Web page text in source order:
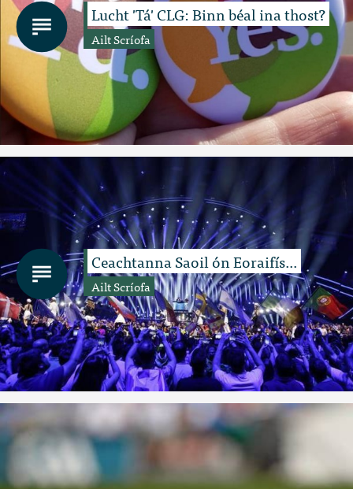
Lucht 'Tá' CLG: Binn béal ina thost?
Ailt Scríofa
Ceachtanna Saoil ón Eoraifís...
Ailt Scríofa